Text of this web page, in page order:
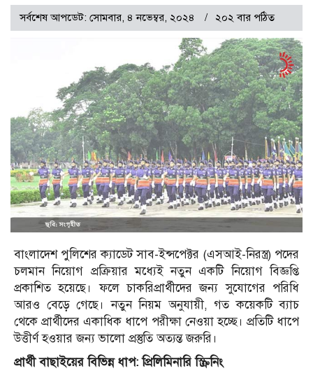
সর্বশেষ আপডেট: সোমবার, ৪ নভেম্বর, ২০২৪ ২০২ বার পঠিত
বাংলাদেশ পুলিশের ক্যাডেট সাব-ইন্সপেক্টর (এসআই-নিরস্ত্র) পদের
চলমান নিয়োগ প্রক্রিয়ার মধ্যেই নতুন একটি নিয়োগ বিজ্ঞপ্তি
প্রকাশিত হয়েছে। ফলে চাকরিপ্রার্থীদের জন্য সুযোগের পরিধি
আরও বেড়ে গেছে। নতুন নিয়ম অনুযায়ী, গত কয়েকটি ব্যাচ
থেকে প্রার্থীদের একাধিক ধাপে পরীক্ষা নেওয়া হচ্ছে। প্রতিটি ধাপে
উত্তীর্ণ হওয়ার জন্য ভালো প্রস্তুতি অত্যন্ত জরুরি।
প্রার্থী বাছাইয়ের বিভিন্ন ধাপ: প্রিলিমিনারি স্ক্রিনিং